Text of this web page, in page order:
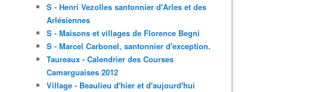
S - Henri Vezolles santonnier d'Arles et des
Arlésiennes
S - Maisons et villages de Florence Begni
S - Marcel Carbonel, santonnier d'exception.
Taureaux - Calendrier des Courses
Camarguaises 2012
Village - Beaulieu d'hier et d'aujourd'hui